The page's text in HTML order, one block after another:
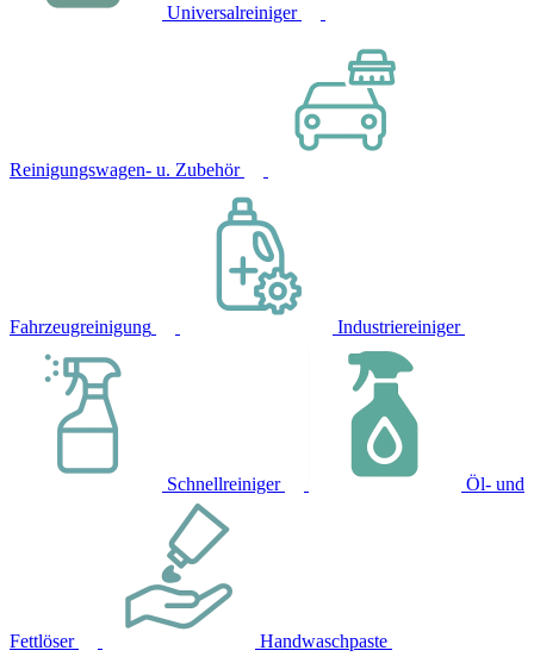
Universalreiniger
Reinigungswagen- u. Zubehör
Fahrzeugreinigung Industriereiniger
Schnellreiniger Öl- und
Fettlöser Handwaschpaste